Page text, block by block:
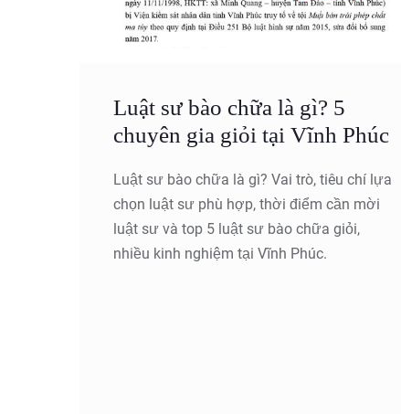
Luật sư bào chữa là gì? 5
chuyên gia giỏi tại Vĩnh Phúc
Luật sư bào chữa là gì? Vai trò, tiêu chí lựa
chọn luật sư phù hợp, thời điểm cần mời
luật sư và top 5 luật sư bào chữa giỏi,
nhiều kinh nghiệm tại Vĩnh Phúc.